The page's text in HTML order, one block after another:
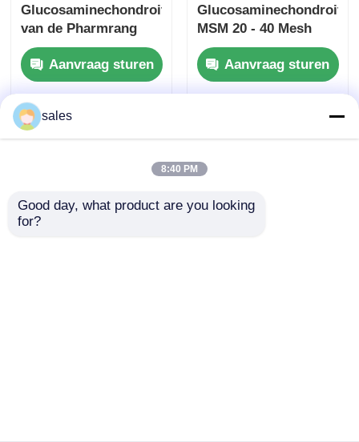
Glucosaminechondroitin
van de Pharmrang
MSM de Zwavel vult
Geurloos aan
Aanvraag sturen
Glucosaminechondroitin
MSM 20 - 40 Mesh
Comform With
Europe Standard van
het capsulegebruik
Aanvraag sturen
KwaliteitMSM-PoederChina Fabriek.Copyright ©
sales
8:40 PM
Good day, what product are you looking
for?